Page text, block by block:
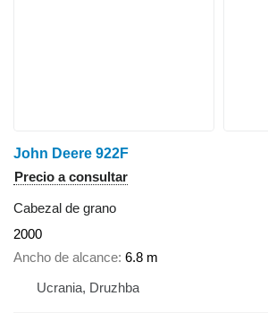
John Deere 922F
Precio a consultar
Cabezal de grano
2000
Ancho de alcance 6.8 m
Ucrania, Druzhba